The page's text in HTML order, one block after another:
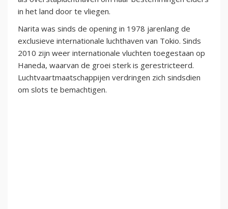
in het land door te vliegen.
Narita was sinds de opening in 1978 jarenlang de
exclusieve internationale luchthaven van Tokio. Sinds
2010 zijn weer internationale vluchten toegestaan op
Haneda, waarvan de groei sterk is gerestricteerd.
Luchtvaartmaatschappijen verdringen zich sindsdien
om slots te bemachtigen.